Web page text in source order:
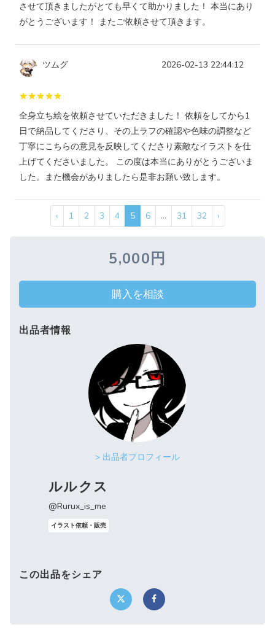
させて頂きましたがとても早くて助かりました！ 本当にあり
がとうございます！ またご依頼させて頂きます。
ツムグ 2026-02-13 22:44:12
全身立ち絵を依頼させていただきました！ 依頼をしてから1
日で納品してくださり、その上ラフの確認や色味の調整など
丁寧にこちらの意見を反映してくださり素敵なイラストを仕
上げてくださいました。 この度は本当にありがとうございま
した。また機会がありましたら是非お願い致します。
‹ 1 2 3 4 5 6 ... 31 32 ›
5,000円
購入を相談
出品者情報
> 出品者プロフィール
ルルクス
@Rurux_is_me
イラスト依頼・販売
この出品をシェア